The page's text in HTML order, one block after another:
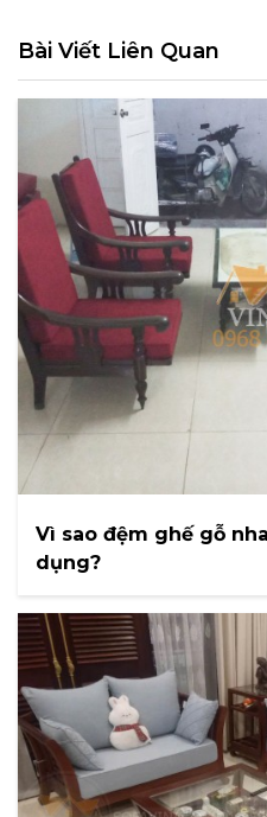
Bài Viết Liên Quan
Vì sao đệm ghế gỗ
dụng?